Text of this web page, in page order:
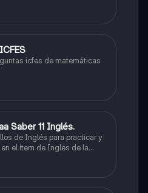
icfes de matemáticas
Saber 11 Inglés.
de Inglés para practicar y
el ítem de Inglés de la